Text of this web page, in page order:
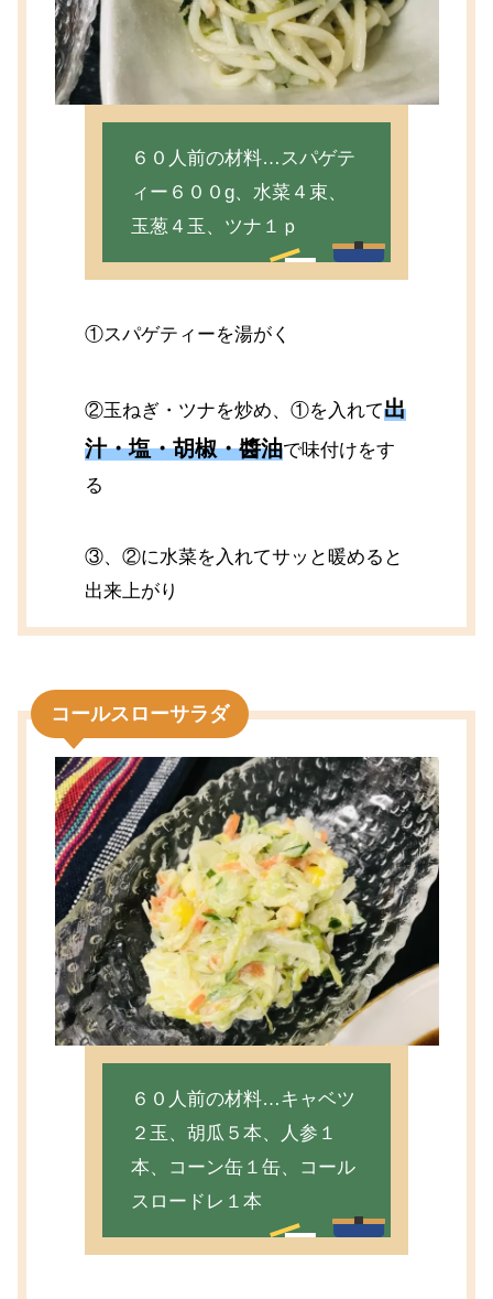
６０人前の材料…スパゲテ
ィー６００g、水菜４束、
玉葱４玉、ツナ１ｐ
①スパゲティーを湯がく
②玉ねぎ・ツナを炒め、①を入れて出
汁・塩・胡椒・醬油で味付けをす
る
③、②に水菜を入れてサッと暖めると
出来上がり
コールスローサラダ
６０人前の材料…キャベツ
２玉、胡瓜５本、人参１
本、コーン缶１缶、コール
スロードレ１本